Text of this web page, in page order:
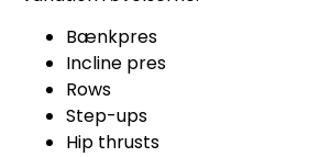
Bænkpres
Incline pres
Rows
Step-ups
Hip thrusts